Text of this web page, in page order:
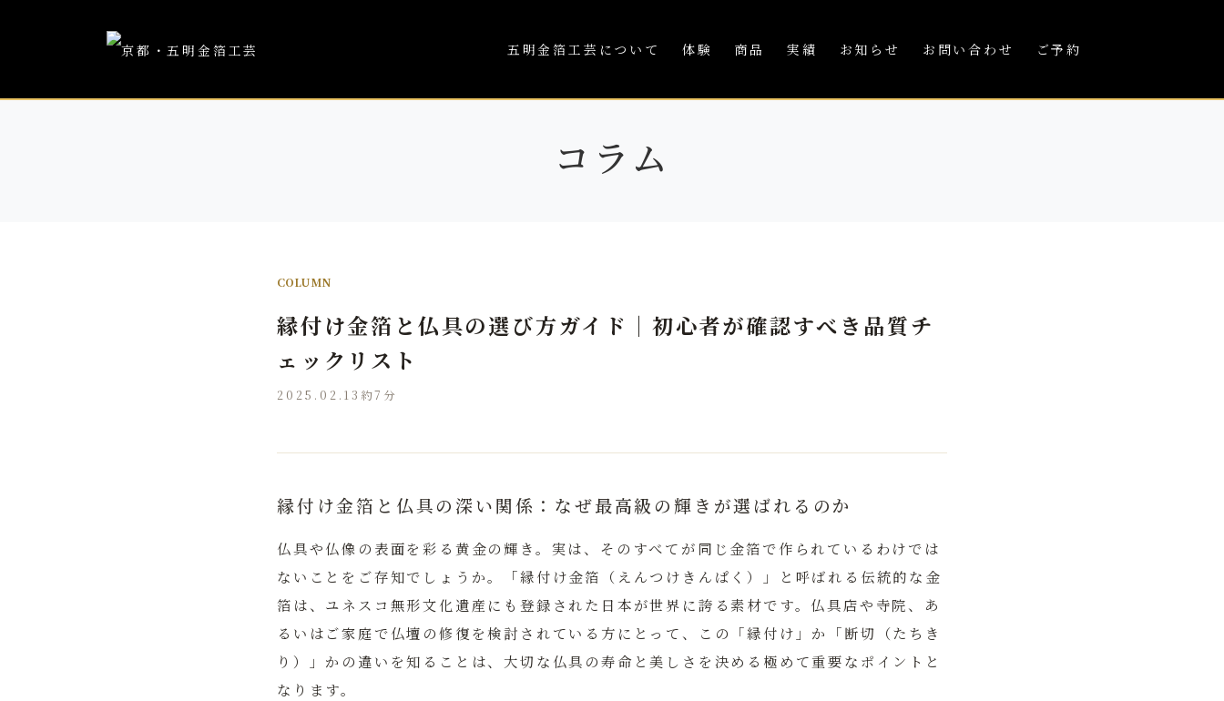
五明金箔工芸について 体験 商品 実績 お知らせ お問い合わせ ご予約
コラム
COLUMN
縁付け金箔と仏具の選び方ガイド｜初心者が確認すべき品質チ
ェックリスト
2025.02.13 約7分
縁付け金箔と仏具の深い関係：なぜ最高級の輝きが選ばれるのか
仏具や仏像の表面を彩る黄金の輝き。実は、そのすべてが同じ金箔で作られているわけでは
ないことをご存知でしょうか。
「縁付け金箔（えんつけきんぱく）」
と呼ばれる伝統的な金
箔は、ユネスコ無形文化遺産にも登録された日本が世界に誇る素材です。仏具店や寺院、あ
るいはご家庭で仏壇の修復を検討されている方にとって、この「縁付け」か「断切（たちき
り）」かの違いを知ることは、大切な仏具の寿命と美しさを決める極めて重要なポイントと
なります。